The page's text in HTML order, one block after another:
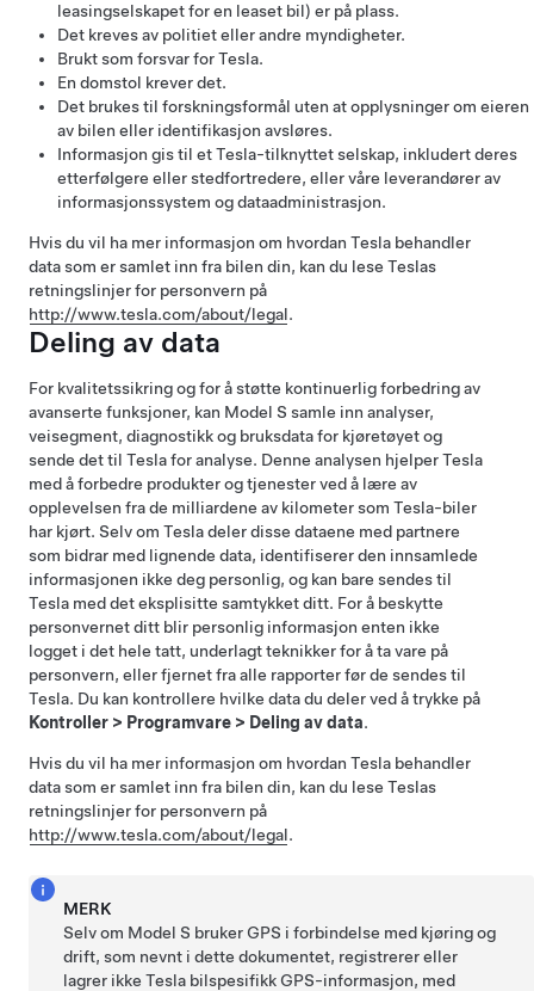
leasingselskapet for en leaset bil) er på plass.
Det kreves av politiet eller andre myndigheter.
Brukt som forsvar for Tesla.
En domstol krever det.
Det brukes til forskningsformål uten at opplysninger om eieren
av bilen eller identifikasjon avsløres.
Informasjon gis til et Tesla-tilknyttet selskap, inkludert deres
etterfølgere eller stedfortredere, eller våre leverandører av
informasjonssystem og dataadministrasjon.
Hvis du vil ha mer informasjon om hvordan Tesla behandler
data som er samlet inn fra bilen din, kan du lese Teslas
retningslinjer for personvern på
http://www.tesla.com/about/legal.
Deling av data
For kvalitetssikring og for å støtte kontinuerlig forbedring av
avanserte funksjoner, kan Model S samle inn analyser,
veisegment, diagnostikk og bruksdata for kjøretøyet og
sende det til Tesla for analyse. Denne analysen hjelper Tesla
med å forbedre produkter og tjenester ved å lære av
opplevelsen fra de milliardene av kilometer som Tesla-biler
har kjørt. Selv om Tesla deler disse dataene med partnere
som bidrar med lignende data, identifiserer den innsamlede
informasjonen ikke deg personlig, og kan bare sendes til
Tesla med det eksplisitte samtykket ditt. For å beskytte
personvernet ditt blir personlig informasjon enten ikke
logget i det hele tatt, underlagt teknikker for å ta vare på
personvern, eller fjernet fra alle rapporter før de sendes til
Tesla. Du kan kontrollere hvilke data du deler ved å trykke på
Kontroller > Programvare > Deling av data.
Hvis du vil ha mer informasjon om hvordan Tesla behandler
data som er samlet inn fra bilen din, kan du lese Teslas
retningslinjer for personvern på
http://www.tesla.com/about/legal.
MERK
Selv om Model S bruker GPS i forbindelse med kjøring og
drift, som nevnt i dette dokumentet, registrerer eller
lagrer ikke Tesla bilspesifikk GPS-informasjon, med